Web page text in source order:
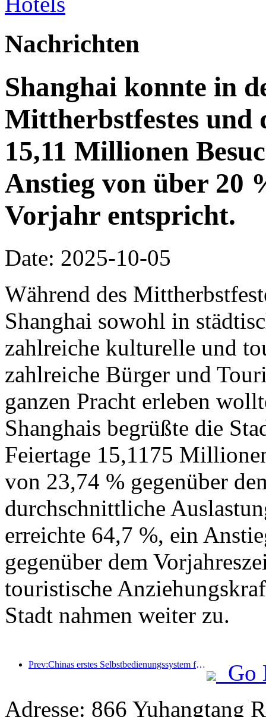
Nachrichten
Shanghai konnte in
Mittherbstfestes und
15,11 Millionen
Anstieg von über 20
Vorjahr entspricht.
Date: 2025-10-05
Während des
Shanghai sowohl in
zahlreiche kulturelle und
zahlreiche Bürger und
ganzen Pracht erleben
Shanghais begrüßte die
Feiertage 15,1175
von 23,74 % gegenüber
durchschnittliche
erreichte 64,7 %, ein
gegenüber dem
touristische
Stadt nahmen weiter zu.
Prev:Chinas erstes Selbstbedienungssystem für Kultur und Tourismus für ausländische Touristen in Shanghai eröffnet
Go
Adresse: 866 Yuhangtang